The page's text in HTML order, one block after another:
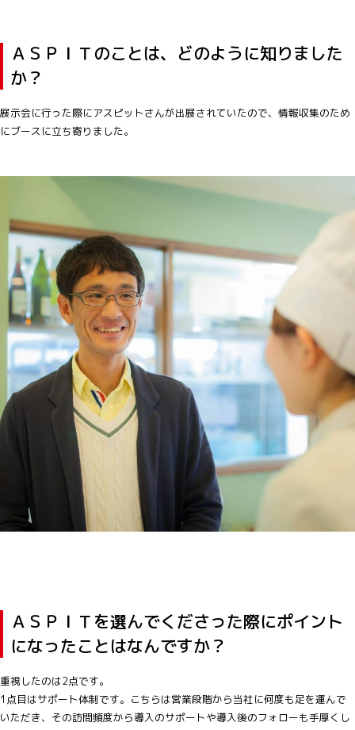
ＡＳＰＩＴのことは、どのように知りました
か？
展示会に行った際にアスピットさんが出展されていたので、情報収集のため
にブースに立ち寄りました。
ＡＳＰＩＴを選んでくださった際にポイント
になったことはなんですか？
重視したのは2点です。
1点目はサポート体制です。こちらは営業段階から当社に何度も足を運んで
いただき、その訪問頻度から導入のサポートや導入後のフォローも手厚くし